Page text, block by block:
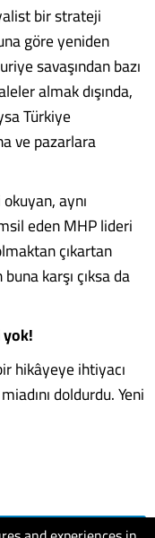
bir strateji
göre yeniden
savaşından bazı
almak dışında,
Türkiye
ve pazarlara
aynı
eden MHP lideri
çıkartan
karşı çıksa da
hikâyeye ihtiyacı
doldurdu. Yeni